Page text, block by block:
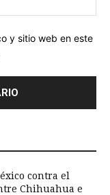
y sitio web en este
contra el
Chihuahua e